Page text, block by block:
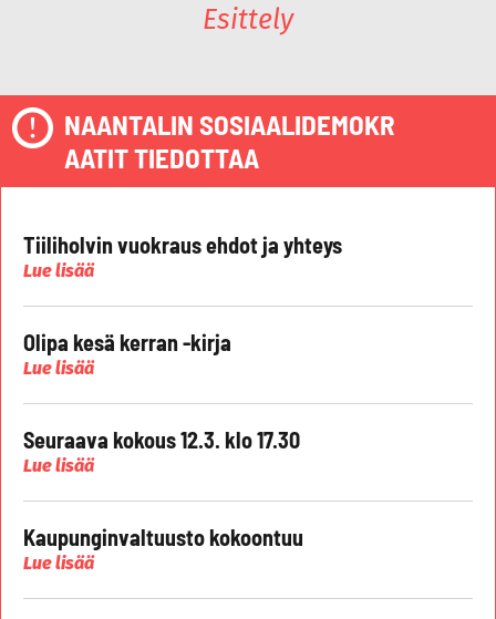
Esittely
NAANTALIN SOSIAALIDEMOKR
AATIT TIEDOTTAA
Tiiliholvin vuokraus ehdot ja yhteys
Lue lisää
Olipa kesä kerran -kirja
Lue lisää
Seuraava kokous 12.3. klo 17.30
Lue lisää
Kaupunginvaltuusto kokoontuu
Lue lisää